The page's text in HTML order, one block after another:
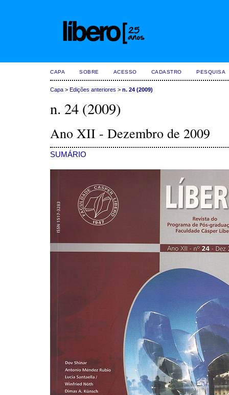
CAPA SOBRE ACESSO CADASTRO PESQUISA
Capa > Edições anteriores > n. 24 (2009)
n. 24 (2009)
Ano XII - Dezembro de 2009
SUMÁRIO